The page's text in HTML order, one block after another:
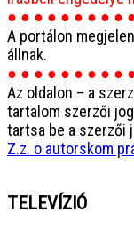
● ● ● ● ● ● ● ● ●
A portálon
állnak.
● ● ● ● ● ● ● ● ●
Az oldalon – a
tartalom szerzői
tartsa be a szerzői
Z.z. o autorskom
TELEVÍZIÓ